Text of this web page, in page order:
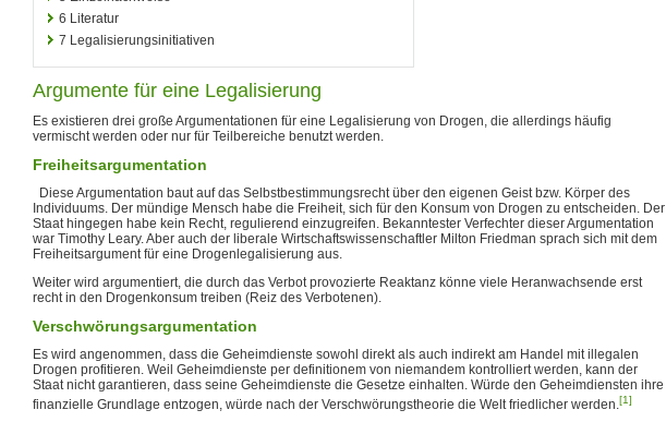
6 Literatur
7 Legalisierungsinitiativen
Argumente für eine Legalisierung
Es existieren drei große Argumentationen für eine Legalisierung von Drogen, die allerdings häufig
vermischt werden oder nur für Teilbereiche benutzt werden.
Freiheitsargumentation
Diese Argumentation baut auf das Selbstbestimmungsrecht über den eigenen Geist bzw. Körper des
Individuums. Der mündige Mensch habe die Freiheit, sich für den Konsum von Drogen zu entscheiden. Der
Staat hingegen habe kein Recht, regulierend einzugreifen. Bekanntester Verfechter dieser Argumentation
war Timothy Leary. Aber auch der liberale Wirtschaftswissenschaftler Milton Friedman sprach sich mit dem
Freiheitsargument für eine Drogenlegalisierung aus.
Weiter wird argumentiert, die durch das Verbot provozierte Reaktanz könne viele Heranwachsende erst
recht in den Drogenkonsum treiben (Reiz des Verbotenen).
Verschwörungsargumentation
Es wird angenommen, dass die Geheimdienste sowohl direkt als auch indirekt am Handel mit illegalen
Drogen profitieren. Weil Geheimdienste per definitionem von niemandem kontrolliert werden, kann der
Staat nicht garantieren, dass seine Geheimdienste die Gesetze einhalten. Würde den Geheimdiensten ihre
finanzielle Grundlage entzogen, würde nach der Verschwörungstheorie die Welt friedlicher werden.[1]